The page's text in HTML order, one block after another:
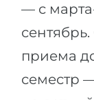
— с
приема
семестр